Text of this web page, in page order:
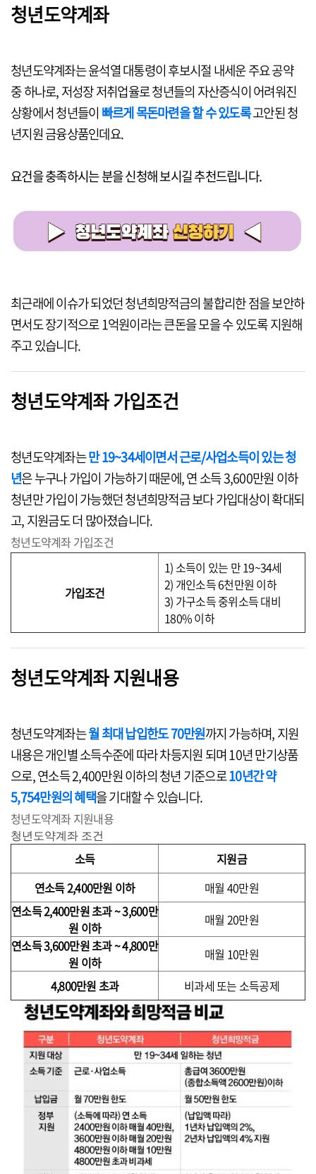
청년도약계좌
청년도약계좌는 윤석열 대통령이 후보시절 내세운 주요 공약
중 하나로, 저성장 저취업율로 청년들의 자산증식이 어려워진
상황에서 청년들이 빠르게 목돈마련을 할 수 있도록고안된 청
년지원 금융상품인데요.
요건을 충족하시는 분을 신청해 보시길 추천드립니다.
최근래에 이슈가 되었던 청년희망적금의 불합리한 점을 보안하
면서도 장기적으로 1억원이라는 큰돈을 모을 수 있도록 지원해
주고 있습니다.
청년도약계좌 가입조건
청년도약계좌는만 19~34세이면서 근로/사업소득이 있는 청
년은 누구나 가입이 가능하기 때문에, 연 소득 3,600만원 이하
청년만 가입이 가능했던 청년희망적금 보다 가입대상이 확대되
고, 지원금도 더 많아졌습니다.
청년도약계좌 가입조건
가입조건
1) 소득이 있는 만 19~34세
2) 개인소득 6천만원 이하
3) 가구소득 중위소득 대비
180% 이하
청년도약계좌 지원내용
청년도약계좌는월 최대 납입한도 70만원까지 가능하며, 지원
내용은 개인별 소득수준에 따라 차등지원 되며 10년 만기상품
으로, 연소득 2,400만원 이하의 청년 기준으로10년간 약
5,754만원의 혜택을 기대할 수 있습니다.
청년도약계좌 지원내용
청년도약계좌 조건
소득
지원금
연소득 2,400만원 이하
매월 40만원
연소득 2,400만원 초과 ~ 3,600만
원 이하
매월 20만원
연소득 3,600만원 초과 ~ 4,800만
원 이하
매월 10만원
4,800만원 초과
비과세 또는 소득공제